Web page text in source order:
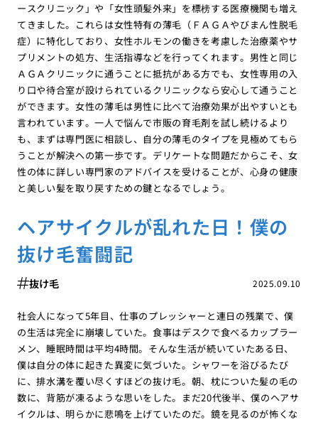
ースクリニック」や「女性頭髪外来」を標榜する医療機関も増え
てきました。これらは女性特有の薄毛（ＦＡＧＡやびまん性脱毛
症）に特化しており、女性ホルモンの働きを考慮した治療薬やサ
プリメントの処方、生活指導などを行ってくれます。男性と同じ
ＡＧＡクリニックに通うことに抵抗がある方でも、女性専用の入
り口や待合室が設けられているクリニックなら安心して通うこと
ができます。女性の薄毛は男性に比べて治療効果が出やすいとも
言われています。一人で悩んで市販の育毛剤を試し続けるより
も、まずは専門医に相談し、自分の薄毛のタイプを見極めてもら
うことが解決への第一歩です。デリケートな問題だからこそ、女
性の体に詳しい専門家のアドバイスを受けることが、心身の健康
と美しい髪を取り戻すための鍵となるでしょう。
ヘアサイクルが乱れた日！僕の
抜け毛奮闘記
2025.09.10
抜け毛
社会人になって5年目、仕事のプレッシャーと連日の残業で、僕
の生活は完全に崩壊していた。食事はデスクで食べるカップラー
メン、睡眠時間は平均4時間。そんな生活が続いていたある日、
僕は自分の体に起きた異変に気づいた。シャワーを浴びるたび
に、排水溝を覆い尽くすほどの抜け毛。朝、枕についた髪の毛の
数に、背筋が凍るような思いをした。まだ20代後半、僕のヘアサ
イクルは、明らかに悲鳴を上げていたのだ。鏡を見るのが怖くな